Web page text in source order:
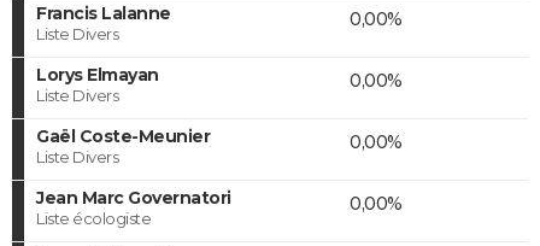
Francis Lalanne
Liste Divers
0,00%
Lorys Elmayan
Liste Divers
0,00%
Gaël Coste-Meunier
Liste Divers
0,00%
Jean Marc Governatori
Liste écologiste
0,00%